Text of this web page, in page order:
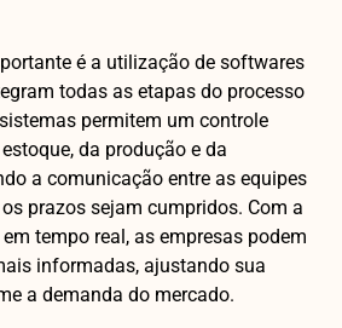
é a utilização de softwares
todas as etapas do processo
permitem um controle
da produção e da
a comunicação entre as equipes
prazos sejam cumpridos. Com a
tempo real, as empresas podem
informadas, ajustando sua
a demanda do mercado.